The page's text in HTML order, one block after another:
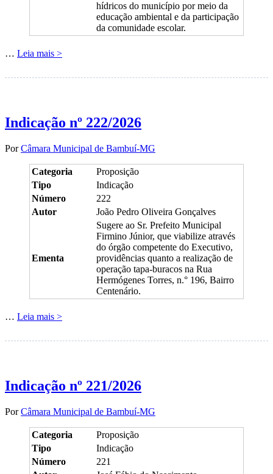
hídricos do município por meio da
educação ambiental e da participação
da comunidade escolar.
… Leia mais >
Indicação nº 222/2026
PorCâmara Municipal de Bambuí-MG
Categoria
Proposição
Tipo
Indicação
Número
222
Autor
João Pedro Oliveira Gonçalves
Ementa
Sugere ao Sr. Prefeito Municipal
Firmino Júnior, que viabilize através
do órgão competente do Executivo,
providências quanto a realização de
operação tapa-buracos na Rua
Hermógenes Torres, n.° 196, Bairro
Centenário.
… Leia mais >
Indicação nº 221/2026
PorCâmara Municipal de Bambuí-MG
Categoria
Proposição
Tipo
Indicação
Número
221